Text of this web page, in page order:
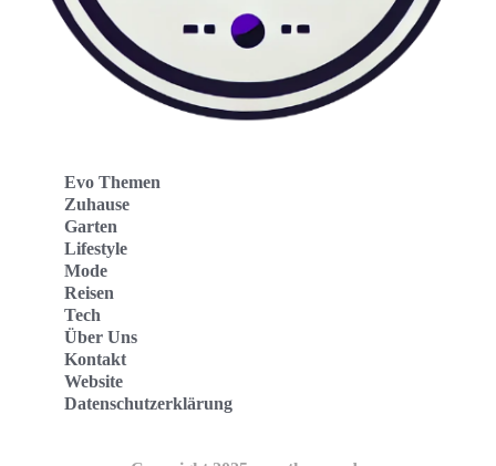
Evo Themen
Zuhause
Garten
Lifestyle
Mode
Reisen
Tech
Über Uns
Kontakt
Website
Datenschutzerklärung